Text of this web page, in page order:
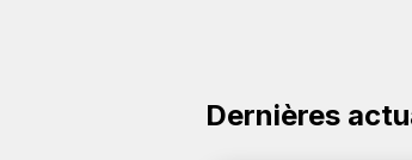
Dernières